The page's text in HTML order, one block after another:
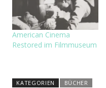
American Cinema
Restored im Filmmuseum
KATEGORIEN
BÜCHER